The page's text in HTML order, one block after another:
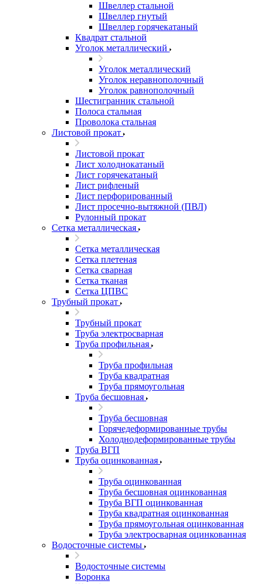
Швеллер стальной
Швеллер гнутый
Швеллер горячекатаный
Квадрат стальной
Уголок металлический
Уголок металлический
Уголок неравнополочный
Уголок равнополочный
Шестигранник стальной
Полоса стальная
Проволока стальная
Листовой прокат
Листовой прокат
Лист холоднокатаный
Лист горячекатаный
Лист рифленый
Лист перфорированный
Лист просечно-вытяжной (ПВЛ)
Рулонный прокат
Сетка металлическая
Сетка металлическая
Сетка плетеная
Сетка сварная
Сетка тканая
Сетка ЦПВС
Трубный прокат
Трубный прокат
Труба электросварная
Труба профильная
Труба профильная
Труба квадратная
Труба прямоугольная
Труба бесшовная
Труба бесшовная
Горячедеформированные трубы
Холоднодеформированные трубы
Труба ВГП
Труба оцинкованная
Труба оцинкованная
Труба бесшовная оцинкованная
Труба ВГП оцинкованная
Труба квадратная оцинкованная
Труба прямоугольная оцинкованная
Труба электросварная оцинкованная
Водосточные системы
Водосточные системы
Воронка